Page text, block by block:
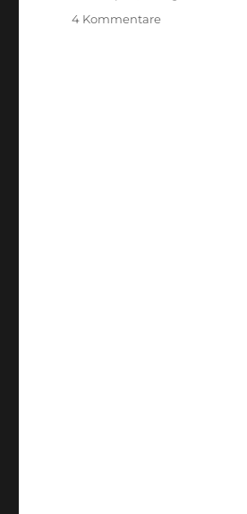
4 Kommentarezu